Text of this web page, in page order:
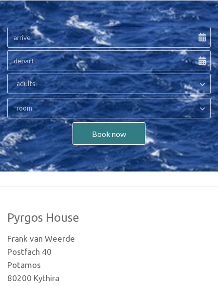
adults
room
Book now
Pyrgos House
Frank van Weerde
Postfach 40
Potamos
80200 Kythira